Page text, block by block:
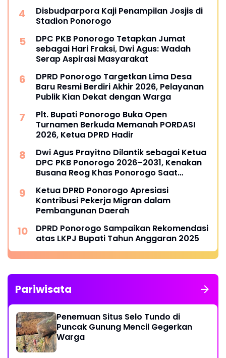
Disbudparpora Kaji Penampilan Josjis di
Stadion Ponorogo
DPC PKB Ponorogo Tetapkan Jumat
sebagai Hari Fraksi, Dwi Agus: Wadah
Serap Aspirasi Masyarakat
DPRD Ponorogo Targetkan Lima Desa
Baru Resmi Berdiri Akhir 2026, Pelayanan
Publik Kian Dekat dengan Warga
Plt. Bupati Ponorogo Buka Open
Turnamen Berkuda Memanah PORDASI
2026, Ketua DPRD Hadir
Dwi Agus Prayitno Dilantik sebagai Ketua
DPC PKB Ponorogo 2026–2031, Kenakan
Busana Reog Khas Ponorogo Saat
Ketua DPRD Ponorogo Apresiasi
Kontribusi Pekerja Migran dalam
Pembangunan Daerah
DPRD Ponorogo Sampaikan Rekomendasi
atas LKPJ Bupati Tahun Anggaran 2025
Pariwisata
Penemuan Situs Selo Tundo di
Puncak Gunung Mencil Gegerkan
Warga